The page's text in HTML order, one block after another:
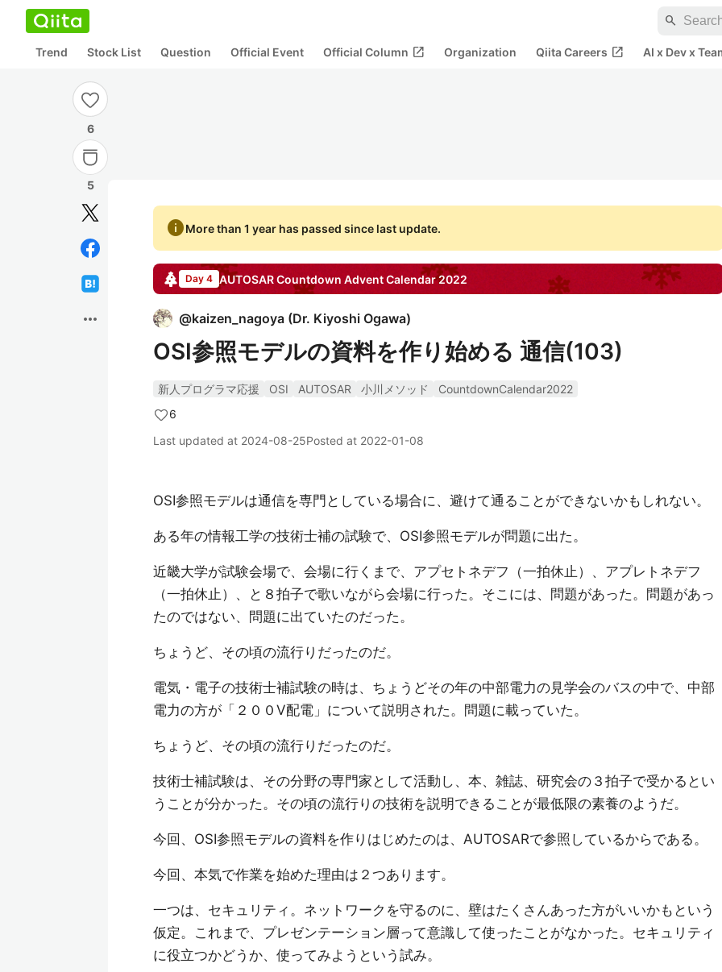
search
Trend Stock List Question Official Event Official Column open_in_new Organization Qiita Careers open_in_new AI x Dev x
6
5
more_horiz
infoMore than 1 year has passed since last update.
Day 4 AUTOSAR Countdown Advent Calendar 2022
@kaizen_nagoya (Dr. Kiyoshi Ogawa)
OSI参照モデルの資料を作り始める 通信(103)
新人プログラマ応援 OSI AUTOSAR 小川メソッド
CountdownCalendar2022
6
Last updated at 2024-08-25Posted at 2022-01-08
OSI参照モデルは通信を専門としている場合に、避けて通ることができないかもしれない。
ある年の情報工学の技術士補の試験で、OSI参照モデルが問題に出た。
近畿大学が試験会場で、会場に行くまで、アプセトネデフ（一拍休止）、アプレトネデフ
（一拍休止）、と８拍子で歌いながら会場に行った。そこには、問題があった。問題があっ
たのではない、問題に出ていたのだった。
ちょうど、その頃の流行りだったのだ。
電気・電子の技術士補試験の時は、ちょうどその年の中部電力の見学会のバスの中で、中部
電力の方が「２００V配電」について説明された。問題に載っていた。
ちょうど、その頃の流行りだったのだ。
技術士補試験は、その分野の専門家として活動し、本、雑誌、研究会の３拍子で受かるとい
うことが分かった。その頃の流行りの技術を説明できることが最低限の素養のようだ。
今回、OSI参照モデルの資料を作りはじめたのは、AUTOSARで参照しているからである。
今回、本気で作業を始めた理由は２つあります。
一つは、セキュリティ。ネットワークを守るのに、壁はたくさんあった方がいいかもという
仮定。これまで、プレゼンテーション層って意識して使ったことがなかった。セキュリティ
に役立つかどうか、使ってみようという試み。